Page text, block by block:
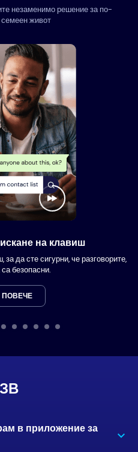
незаменимо решение за по-
живот
на клавиш
да сте сигурни, че разговорите,
безопасни.
ПОВЕЧЕ
в приложение за